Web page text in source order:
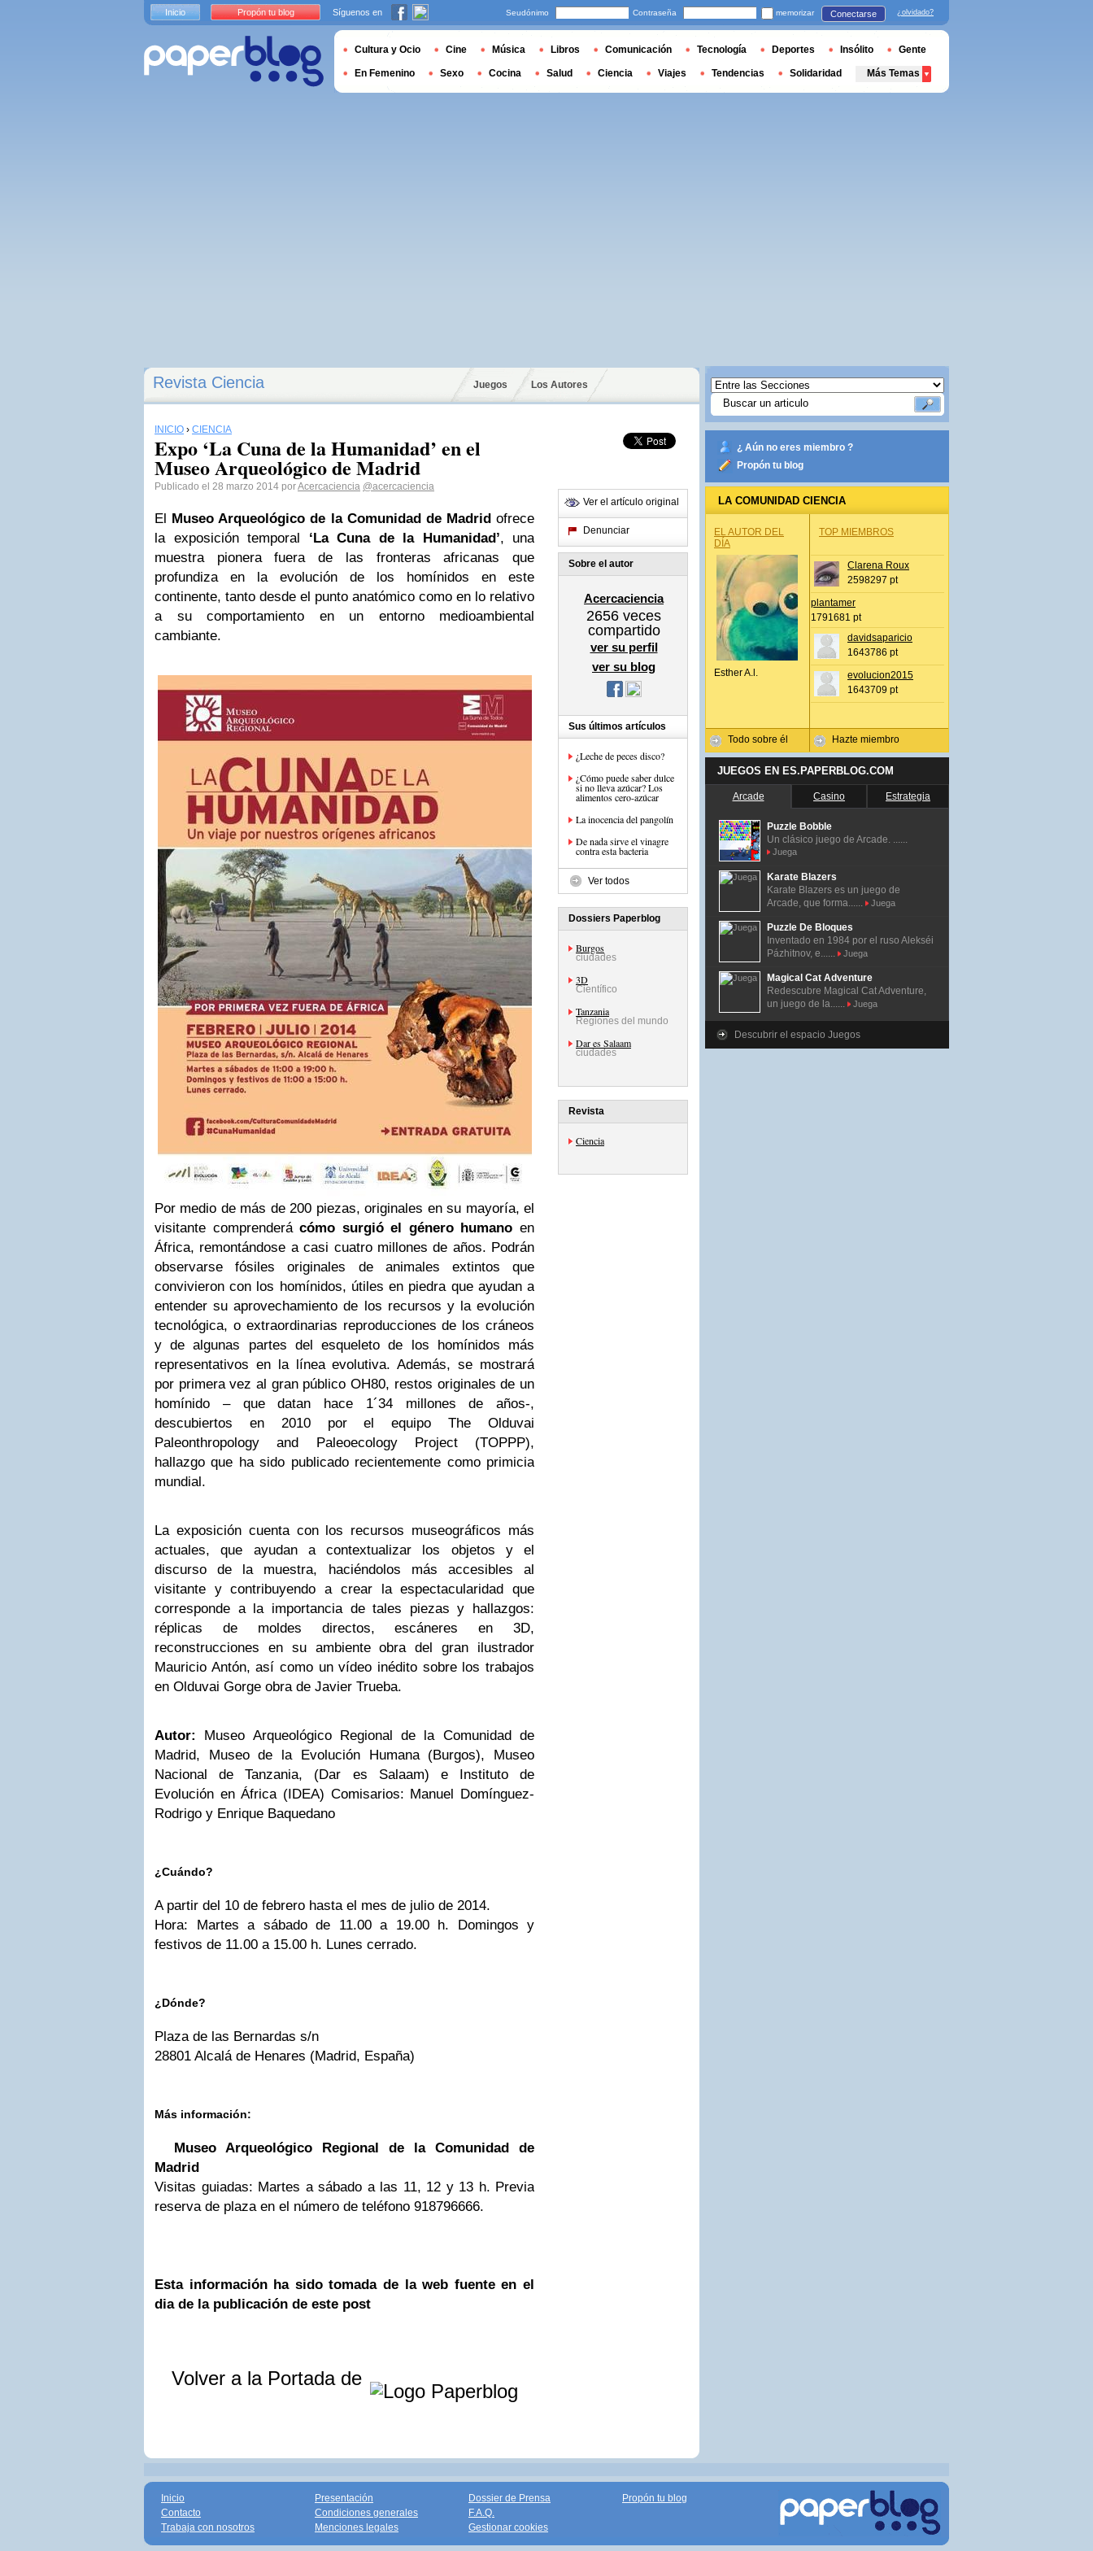
Revista Ciencia Juegos Los Autores
INICIO › CIENCIA
Expo ‘La Cuna de la Humanidad’ en el
Museo Arqueológico de Madrid
Publicado el 28 marzo 2014 porAcercaciencia @acercaciencia
El Museo Arqueológico de la Comunidad de Madridofrece
la exposición temporal ‘La Cuna de la Humanidad’, una
muestra pionera fuera de las fronteras africanas que
profundiza en la evolución de los homínidos en este
continente, tanto desde el punto anatómico como en lo relativo
a su comportamiento en un entorno medioambiental
cambiante.
Por medio de más de 200 piezas, originales en su mayoría, el
visitante comprenderácómo surgió el género humano en
África, remontándose a casi cuatro millones de años. Podrán
observarse fósiles originales de animales extintos que
convivieron con los homínidos, útiles en piedra que ayudan a
entender su aprovechamiento de los recursos y la evolución
tecnológica, o extraordinarias reproducciones de los cráneos
y de algunas partes del esqueleto de los homínidos más
representativos en la línea evolutiva. Además, se mostrará
por primera vez al gran público OH80, restos originales de un
homínido – que datan hace 1´34 millones de años-,
descubiertos en 2010 por el equipo The Olduvai
Paleonthropology and Paleoecology Project (TOPPP),
hallazgo que ha sido publicado recientemente como primicia
mundial.
La exposición cuenta con los recursos museográficos más
actuales, que ayudan a contextualizar los objetos y el
discurso de la muestra, haciéndolos más accesibles al
visitante y contribuyendo a crear la espectacularidad que
corresponde a la importancia de tales piezas y hallazgos:
réplicas de moldes directos, escáneres en 3D,
reconstrucciones en su ambiente obra del gran ilustrador
Mauricio Antón, así como un vídeo inédito sobre los trabajos
en Olduvai Gorge obra de Javier Trueba.
Autor:
Museo Arqueológico Regional de la Comunidad de
Madrid, Museo de la Evolución Humana (Burgos), Museo
Nacional de Tanzania, (Dar es Salaam) e Instituto de
Evolución en África (IDEA) Comisarios: Manuel Domínguez-
Rodrigo y Enrique Baquedano
¿Cuándo?
A partir del 10 de febrero hasta el mes de julio de 2014.
Hora: Martes a sábado de 11.00 a 19.00 h. Domingos y
festivos de 11.00 a 15.00 h. Lunes cerrado.
¿Dónde?
Plaza de las Bernardas s/n
28801 Alcalá de Henares (Madrid, España)
Más información:
Museo Arqueológico Regional de la Comunidad de
Madrid
Visitas guiadas: Martes a sábado a las 11, 12 y 13 h. Previa
reserva de plaza en el número de teléfono 918796666.
Esta información ha sido tomada de la web fuente en el
dia de la publicación de este post
Volver a la Portada de
Ver el artículo original
Denunciar
Sobre el autor
Acercaciencia
2656 veces
compartido
ver su perfil
ver su blog
Sus últimos artículos
¿Leche de peces disco?
¿Cómo puede saber dulce
si no lleva azúcar? Los
alimentos cero-azúcar
La inocencia del pangolín
De nada sirve el vinagre
contra esta bacteria
Ver todos
Dossiers Paperblog
Burgos
ciudades
3D
Científico
Tanzania
Regiones del mundo
Dar es Salaam
ciudades
Revista
Ciencia
¿ Aún no eres miembro ?
Propón tu blog
LA COMUNIDAD CIENCIA
EL AUTOR DEL
DÍA
Esther A.l.
Todo sobre él
TOP MIEMBROS
Clarena Roux
2598297 pt
plantamer
1791681 pt
davidsaparicio
1643786 pt
evolucion2015
1643709 pt
Hazte miembro
JUEGOS EN ES.PAPERBLOG.COM
Arcade Casino Estrategia
Puzzle Bobble
Un clásico juego de Arcade. ......
Juega
Karate Blazers
Karate Blazers es un juego de
Arcade, que forma......
Juega
Puzzle De Bloques
Inventado en 1984 por el ruso Alekséi
Pázhitnov, e......
Juega
Magical Cat Adventure
Redescubre Magical Cat Adventure,
un juego de la......
Juega
Descubrir el espacio Juegos
Inicio Propón tu blog Síguenos en Seudónimo Contraseña memorizar Conectarse ¿olvidado?
Cultura y Ocio Cine Música Libros Comunicación Tecnología Deportes Insólito Gente
En Femenino Sexo Cocina Salud Ciencia Viajes Tendencias Solidaridad Más Temas
Inicio
Contacto
Trabaja con nosotros
Presentación
Condiciones generales
Menciones legales
Dossier de Prensa
F.A.Q.
Gestionar cookies
Propón tu blog